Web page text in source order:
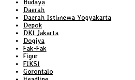
Budaya
Daerah
Daerah Istimewa Yogyakarta
Depok
DKI Jakarta
Dogiya
Fak-Fak
Figur
FIKSI
Gorontalo